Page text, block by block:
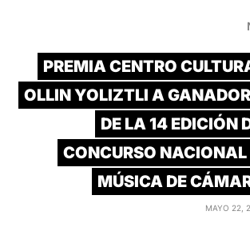
PREMIA CENTRO
OLLIN YOLIZTLI A
DE LA 14 EDICIÓN
CONCURSO NACIONAL
MÚSICA DE
MAYO 22,